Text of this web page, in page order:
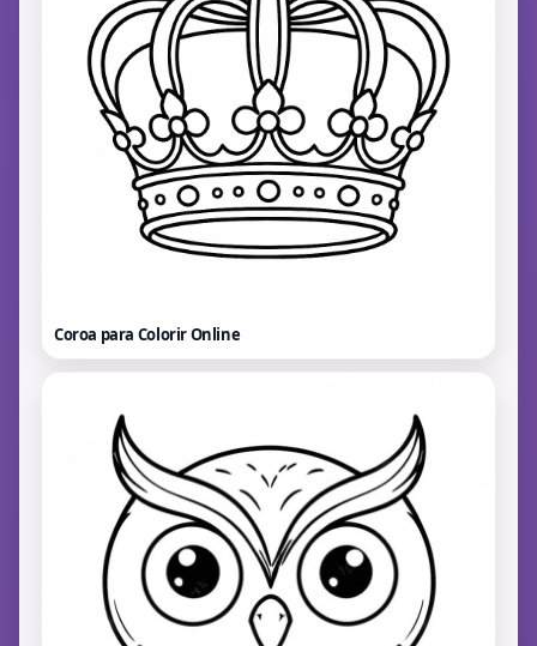
Coroa para ColorirOnline